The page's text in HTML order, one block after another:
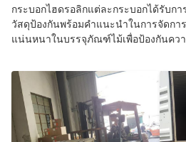
กระบอกไฮดรอลิกแต่ละกระบอกได้รับกา
วัสดุป้องกันพร้อมคำแนะนำในการจัดกา
แน่นหนาในบรรจุภัณฑ์ไม้เพื่อป้องกันควา